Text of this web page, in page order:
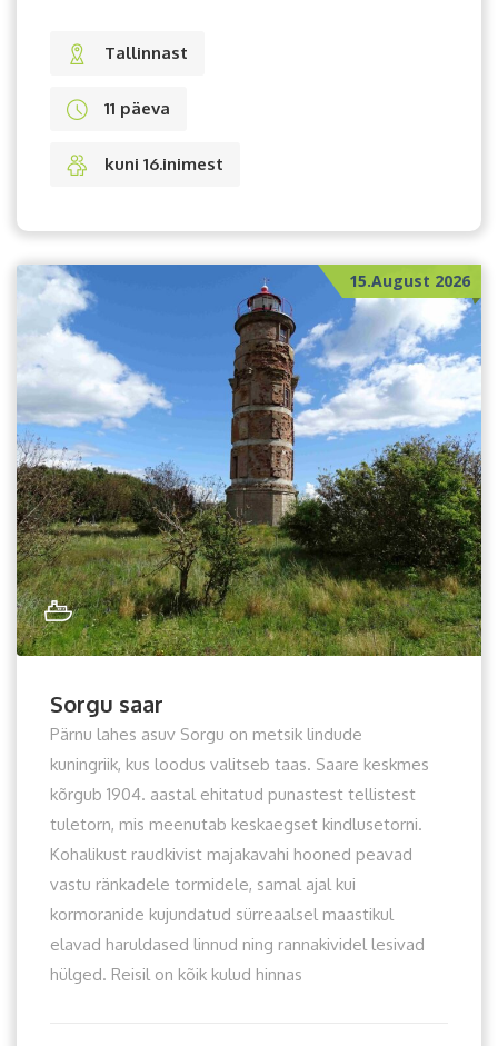
Tallinnast
11 päeva
kuni 16.inimest
15.August 2026
Sorgu saar
Pärnu lahes asuv Sorgu on metsik lindude
kuningriik, kus loodus valitseb taas. Saare keskmes
kõrgub 1904. aastal ehitatud punastest tellistest
tuletorn, mis meenutab keskaegset kindlusetorni.
Kohalikust raudkivist majakavahi hooned peavad
vastu ränkadele tormidele, samal ajal kui
kormoranide kujundatud sürreaalsel maastikul
elavad haruldased linnud ning rannakividel lesivad
hülged. Reisil on kõik kulud hinnas